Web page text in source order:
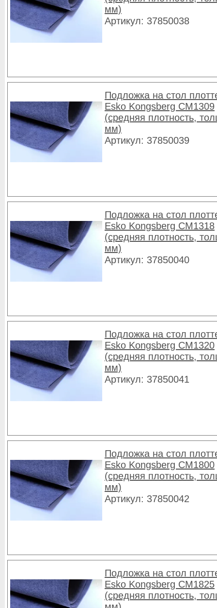
мм)
Артикул: 37850038
Подложка на стол
Esko Kongsberg CM1309
(средняя плотность,
мм)
Артикул: 37850039
Подложка на стол
Esko Kongsberg CM1318
(средняя плотность,
мм)
Артикул: 37850040
Подложка на стол
Esko Kongsberg CM1320
(средняя плотность,
мм)
Артикул: 37850041
Подложка на стол
Esko Kongsberg CM1800
(средняя плотность,
мм)
Артикул: 37850042
Подложка на стол
Esko Kongsberg CM1825
(средняя плотность,